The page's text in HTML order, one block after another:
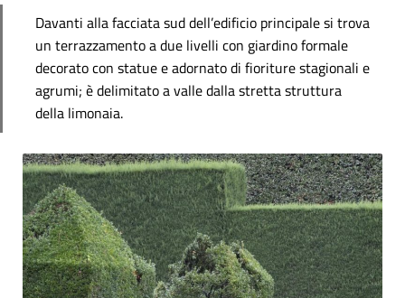
Davanti alla facciata sud dell’edificio principale si trova
un terrazzamento a due livelli con giardino formale
decorato con statue e adornato di fioriture stagionali e
agrumi; è delimitato a valle dalla stretta struttura
della limonaia.